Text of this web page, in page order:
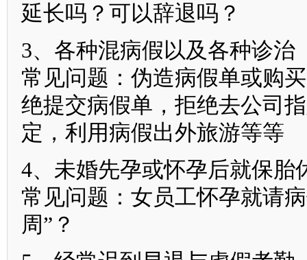
延长吗？可以辞退吗？
3、各种混病假以及各种诊治
常见问题：伪造病假单或购
绝提交病假单，拒绝去公司
定，利用病假出外旅游等等
4、未婚先孕或怀孕后就保胎
常见问题：女员工怀孕就请
周”？